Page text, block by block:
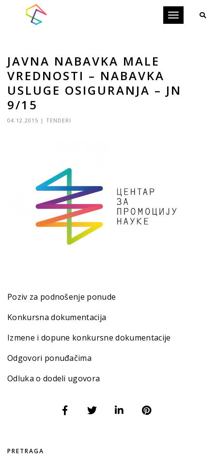
Toggle
JAVNA NABAVKA MALE
VREDNOSTI – NABAVKA
USLUGE OSIGURANJA – JN
9/15
04.12.2015 | TENDERI
Poziv za podnošenje ponude
Konkursna dokumentacija
Izmene i dopune konkursne dokumentacije
Odgovori ponuđačima
Odluka o dodeli ugovora
PRETRAGA